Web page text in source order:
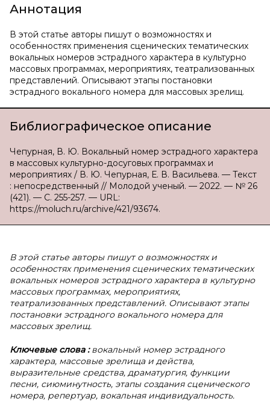
Аннотация
В этой статье авторы пишут о возможностях и
особенностях применения сценических тематических
вокальных номеров эстрадного характера в культурно
массовых программах, мероприятиях, театрализованных
представлений. Описывают этапы постановки
эстрадного вокального номера для массовых зрелищ.
Библиографическое описание
Чепурная, В. Ю. Вокальный номер эстрадного характера
в массовых культурно-досуговых программах и
мероприятиях / В. Ю. Чепурная, Е. В. Васильева. — Текст
: непосредственный // Молодой ученый. — 2022. — № 26
(421). — С. 255-257. — URL:
https://moluch.ru/archive/421/93674.
В этой статье авторы пишут о возможностях и
особенностях применения сценических тематических
вокальных номеров эстрадного характера в культурно
массовых программах, мероприятиях,
театрализованных представлений. Описывают этапы
постановки эстрадного вокального номера для
массовых зрелищ.
Ключевые слова :вокальный номер эстрадного
характера, массовые зрелища и действа,
выразительные средства, драматургия, функции
песни, сиюминутность, этапы создания сценического
номера, репертуар, вокальная индивидуальность.